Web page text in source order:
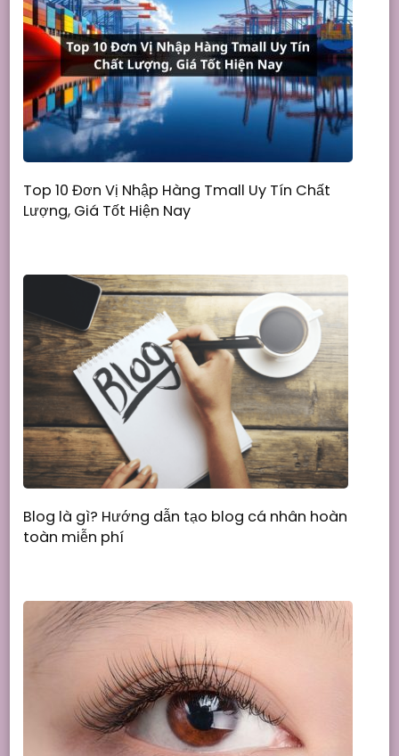
Top 10 Đơn Vị Nhập Hàng Tmall Uy Tín Chất
Lượng, Giá Tốt Hiện Nay
Blog là gì? Hướng dẫn tạo blog cá nhân hoàn
toàn miễn phí